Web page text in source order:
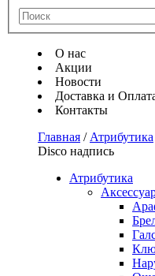
О нас
Акции
Новости
Доставка и
Контакты
Главная / Атрибутика
Disco надпись
Атрибутика